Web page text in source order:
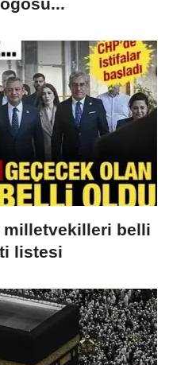
milletvekilleri belli
listesi